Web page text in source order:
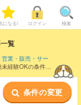
になる! ログイン 検索
覧
営業・販売・サー
経験OKの条件の
条件の変更